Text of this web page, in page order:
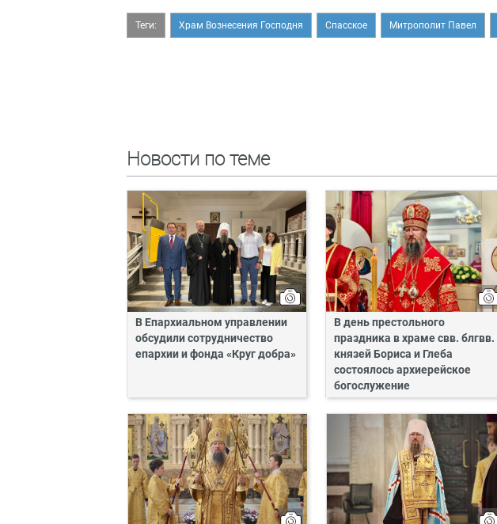
Теги: Храм Вознесения Господня Спасское Митрополит Павел
Новости по теме
В Епархиальном управлении
обсудили сотрудничество
епархии и фонда «Круг добра»
В день престольного
праздника в храме свв. блгвв.
князей Бориса и Глеба
состоялось архиерейское
богослужение